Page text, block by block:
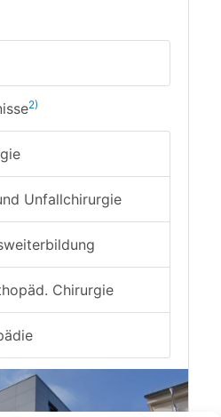
2)
Unfallchirurgie
Chirurgie